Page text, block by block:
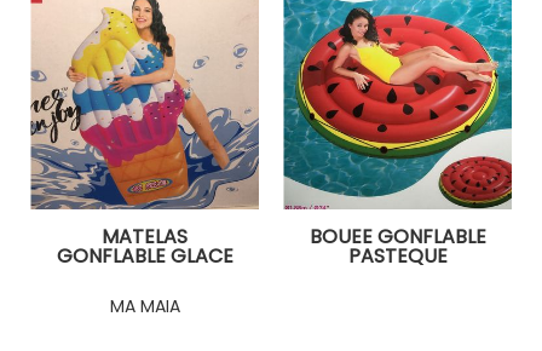
MATELAS
GONFLABLE GLACE
MA MAIA
BOUEE GONFLABLE
PASTEQUE